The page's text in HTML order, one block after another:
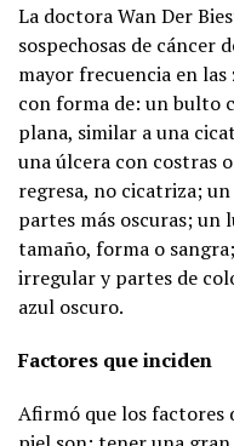
La doctora Wan Der
sospechosas de cáncer
mayor frecuencia en las
con forma de: un bulto
plana, similar a una
una úlcera con costras
regresa, no cicatriza;
partes más oscuras; un
tamaño, forma o
irregular y partes de
azul oscuro.
Factores que inciden
Afirmó que los factores